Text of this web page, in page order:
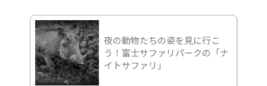
夜の動物たちの姿を見に行こ
う！富士サファリパークの「ナ
イトサファリ」